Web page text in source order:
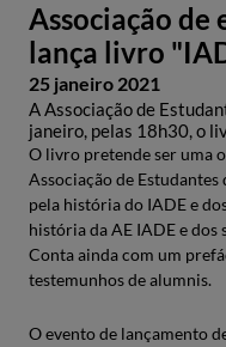
Associação de
lança livro
25 janeiro 2021
A Associação de
janeiro, pelas 18h30, o
O livro pretende ser uma
Associação de Estudantes
pela história do IADE e
história da AE IADE e dos
Conta ainda com um
testemunhos de alumnis.
O evento de lançamento